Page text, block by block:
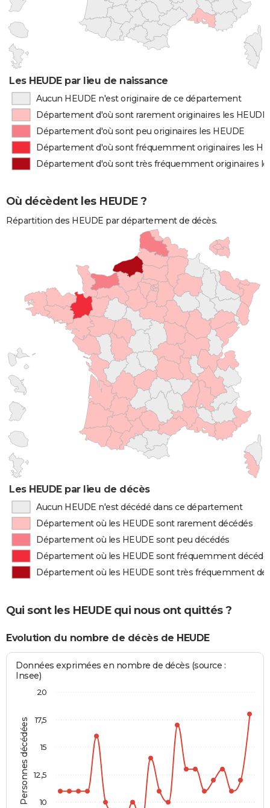
Les HEUDE par lieu de naissance
Aucun HEUDE n'est originaire de ce département
Département d'où sont rarement originaires les HEUDE
Département d'où sont peu originaires les HEUDE
Département d'où sont fréquemment originaires les
Département d'où sont très fréquemment originaires
Où décèdent les HEUDE ?
Répartition des HEUDE par département de décès.
Les HEUDE par lieu de décès
Aucun HEUDE n'est décédé dans ce département
Département où les HEUDE sont rarement décédés
Département où les HEUDE sont peu décédés
Département où les HEUDE sont fréquemment
Département où les HEUDE sont très fréquemment
Qui sont les HEUDE qui nous ont quittés ?
Evolution du nombre de décès de HEUDE
Personnes décédées
Données exprimées en nombre de décès (source :
Insee)
10
12,5
15
17,5
20